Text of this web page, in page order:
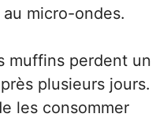
micro-ondes.
muffins perdent un
plusieurs jours.
les consommer